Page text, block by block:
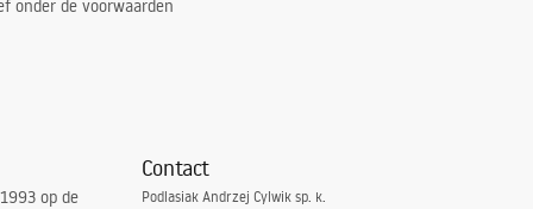
onder de voorwaarden
op de
Contact
Podlasiak Andrzej Cylwik sp. k.